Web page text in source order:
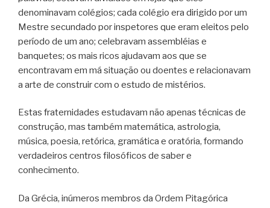
denominavam colégios; cada colégio era dirigido por um
Mestre secundado por inspetores que eram eleitos pelo
período de um ano; celebravam assembléias e
banquetes; os mais ricos ajudavam aos que se
encontravam em má situação ou doentes e relacionavam
a arte de construir com o estudo de mistérios.
Estas fraternidades estudavam não apenas técnicas de
construção, mas também matemática, astrologia,
música, poesia, retórica, gramática e oratória, formando
verdadeiros centros filosóficos de saber e
conhecimento.
Da Grécia, inúmeros membros da Ordem Pitagórica